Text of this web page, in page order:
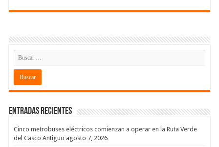
Entradas recientes
Cinco metrobuses eléctricos comienzan a operar en la Ruta Verde
del Casco Antiguo agosto 7, 2026